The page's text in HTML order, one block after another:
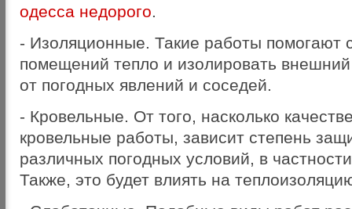
одесса недорого.
- Изоляционные. Такие работы помогают
помещений тепло и изолировать
от погодных явлений и соседей.
- Кровельные. От того, насколько
кровельные работы, зависит степень
различных погодных условий, в
Также, это будет влиять на